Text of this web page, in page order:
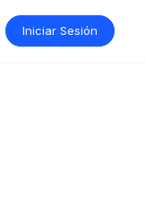
Iniciar Sesión